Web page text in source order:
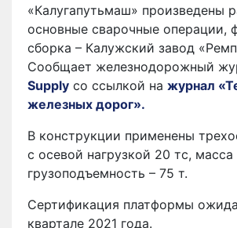
«Калугапутьмаш» произведены
основные сварочные операции,
сборка – Калужский завод
Сообщает железнодорожный
Supply cо ссылкой на журнал
железных дорог».
В конструкции применены
с осевой нагрузкой 20 тс,
грузоподъемность – 75 т.
Сертификация платформы
квартале 2021 года.